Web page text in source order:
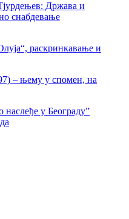
Држава и
снабдевање
раскринкавање и
– њему у спомен, на
наслеђе у Београду”